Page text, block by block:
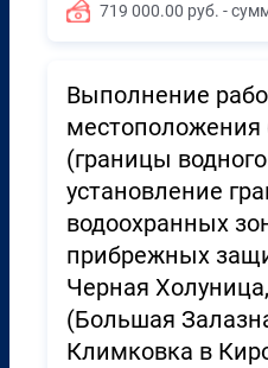
719 000.00 руб. -
Выполнение
местоположения
(границы
установление
водоохранных
прибрежных
Черная
(Большая
Климковка в